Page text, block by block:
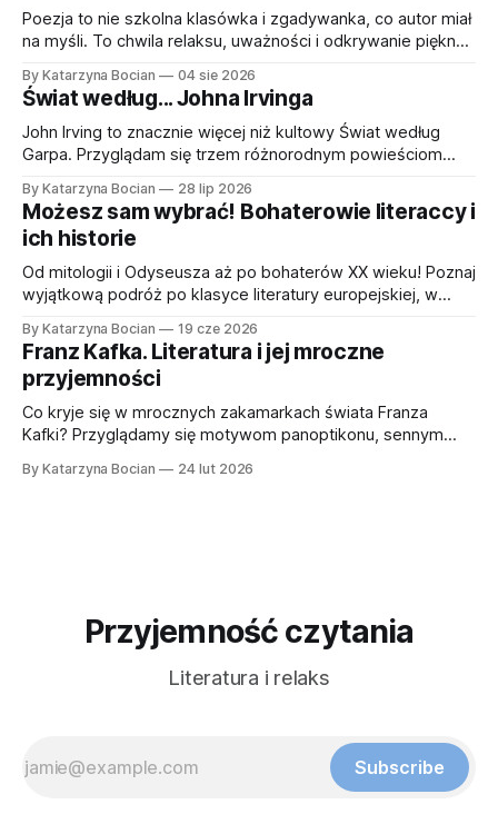
Poezja to nie szkolna klasówka i zgadywanka, co autor miał
na myśli. To chwila relaksu, uważności i odkrywanie piękna
czytać wiersze dla przyjemności.
By Katarzyna Bocian 04 sie 2026
Świat według... Johna Irvinga
John Irving to znacznie więcej niż kultowy Świat według
Garpa. Przyglądam się trzem różnorodnym powieściom
Modlitwie za Owena – odkrywając ciekawe fabuły, czarny
humor i głęboką empatię do ekscentrycznych bohaterów.
By Katarzyna Bocian 28 lip 2026
Możesz sam wybrać! Bohaterowie literaccy i
ich historie
Od mitologii i Odyseusza aż po bohaterów XX wieku! Poznaj
wyjątkową podróż po klasyce literatury europejskiej, w
kultowych postaci w lekki, dowcipny i przystępny sposób.
By Katarzyna Bocian 19 cze 2026
Franz Kafka. Literatura i jej mroczne
przyjemności
Co kryje się w mrocznych zakamarkach świata Franza
Kafki? Przyglądamy się motywom panoptikonu, sennym
poczucie zagrożenia staje się chlebem powszednim.
By Katarzyna Bocian 24 lut 2026
Przyjemność czytania
Literatura i relaks
Subscribe